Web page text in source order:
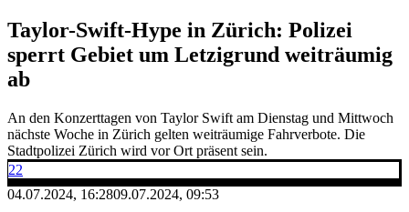
Taylor-Swift-Hype in Zürich: Polizei
sperrt Gebiet um Letzigrund weiträumig
ab
An den Konzerttagen von Taylor Swift am Dienstag und Mittwoch
nächste Woche in Zürich gelten weiträumige Fahrverbote. Die
Stadtpolizei Zürich wird vor Ort präsent sein.
22
04.07.2024, 16:2809.07.2024, 09:53